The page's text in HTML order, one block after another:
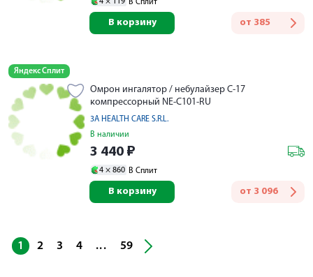
В Сплит
от 385
В корзину
Яндекс Сплит
Омрон ингалятор / небулайзер С-17
компрессорный NE-C101-RU
3A HEALTH CARE S.R.L.
В наличии
3 440 ₽
4 × 860 В Сплит
от 3 096
В корзину
1 2 3 4 ... 59